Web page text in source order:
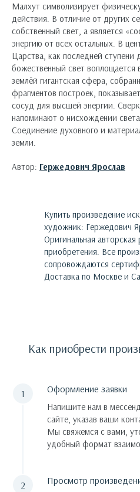
Малхут символизирует
действия. В отличие от других
собственный свет, а является
энергию от всех остальных. В
Царства, как последней ступени
божественный свет
землёй гигантская сфера,
фрагментов построек,
сосуд для высшей энергии.
напоминают о нисхождении
Соединение духовного и
земли.
Автор: Гержедович Ярослав
Купить произведение
художник: Гержедович
Оригинальная
приобретения. Все
сопровождаются
Доставка по Москве и
Как приобрести
Оформление заявки
Напишите нам в
сайте, указав ваши
Мы свяжемся с вами,
удобный формат
Просмотр